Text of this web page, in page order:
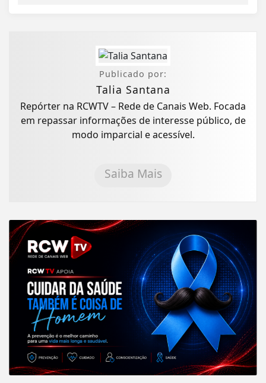
Publicado por:
Talia Santana
Repórter na RCWTV – Rede de Canais Web. Focada
em repassar informações de interesse público, de
modo imparcial e acessível.
Saiba Mais